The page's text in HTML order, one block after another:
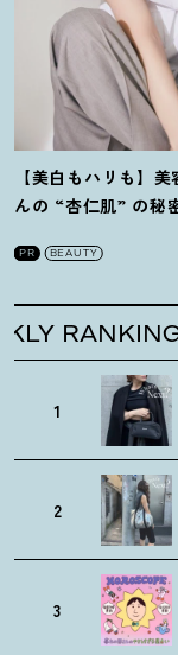
【美白もハリも】
んの “杏仁肌” の秘
PR BEAUTY
RANKING
1
2
3